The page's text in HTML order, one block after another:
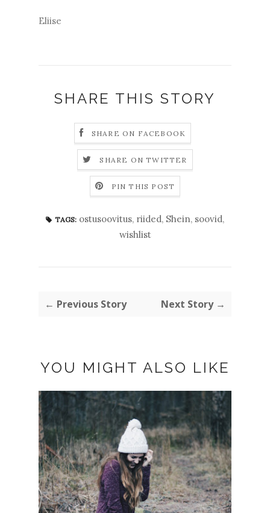
Eliise
SHARE THIS STORY
SHARE ON FACEBOOK
SHARE ON TWITTER
PIN THIS POST
TAGS: ostusoovitus, riided, Shein, soovid,
wishlist
← Previous Story Next Story →
YOU MIGHT ALSO LIKE